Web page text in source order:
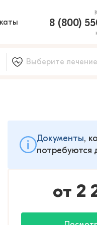
8 (800)
Документы,
потребуются
от 2